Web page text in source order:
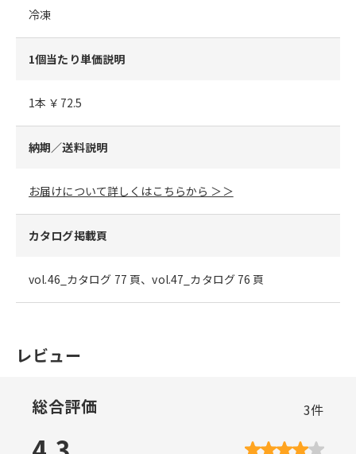
冷凍
1個当たり単価説明
1本 ￥72.5
納期／送料説明
お届けについて詳しくはこちらから ＞＞
カタログ掲載頁
vol.46_カタログ 77 頁、vol.47_カタログ 76 頁
レビュー
総合評価 3件